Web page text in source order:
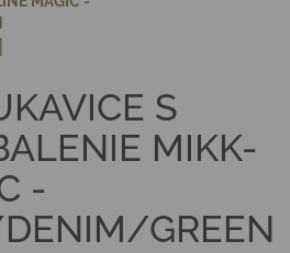
S
MIKK-
-
GREEN